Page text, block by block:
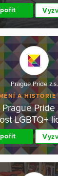
Prague Pride z.s.
A HISTORIE
Prague
LGBTQ+